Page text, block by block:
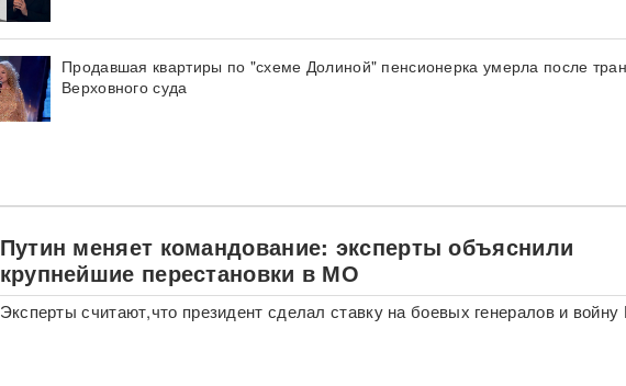
Продавшая квартиры по "схеме Долиной" пенсионерка умерла после
Верховного суда
Путин меняет командование: эксперты объяснили
крупнейшие перестановки в МО
Эксперты считают,что президент сделал ставку на боевых генералов и